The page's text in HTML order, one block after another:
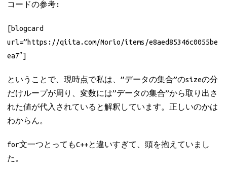
コードの参考:
[blogcard
url=”https://qiita.com/Morio/items/e8aed85346c0055be
ea7″]
ということで、現時点で私は、”データの集合”のsizeの分
だけループが周り、変数には”データの集合”から取り出さ
れた値が代入されていると解釈しています。正しいのかは
わからん。
for文一つとってもC++と違いすぎて、頭を抱えていまし
た。